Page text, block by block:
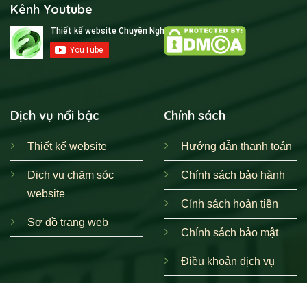
Kênh Youtube
Dịch vụ nổi bậc
Thiết kế website
Dịch vụ chăm sóc
website
Sơ đồ trang web
Chính sách
Hướng dẫn thanh toán
Chính sách bảo hành
Cính sách hoàn tiền
Chính sách bảo mật
Điều khoản dịch vụ